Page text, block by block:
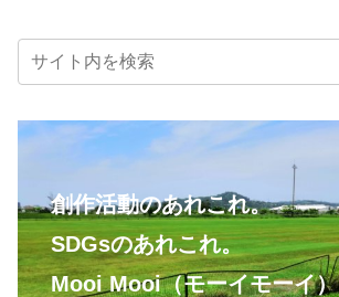
創作活動のあれこれ。
SDGsのあれこれ。
Mooi Mooi（モーイモーイ）